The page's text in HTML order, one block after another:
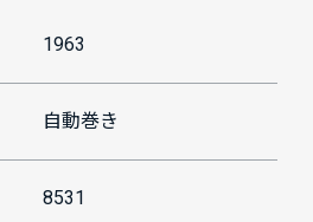
1963
自動巻き
8531